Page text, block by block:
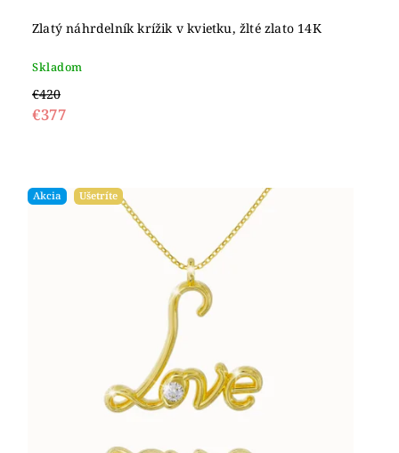
Zlatý náhrdelník krížik v kvietku, žlté zlato 14K
Skladom
€420
€377
Akcia Ušetríte